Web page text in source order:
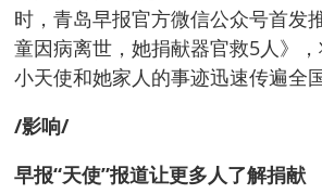
时，青岛早报官方微信公众号首发
童因病离世，她捐献器官救5人》
小天使和她家人的事迹迅速传遍全
/影响/
早报“天使”报道让更多人了解捐献